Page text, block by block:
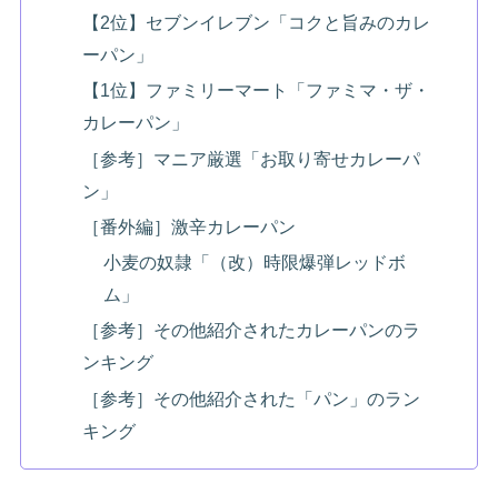
【2位】セブンイレブン「コクと旨みのカレ
ーパン」
【1位】ファミリーマート「ファミマ・ザ・
カレーパン」
［参考］マニア厳選「お取り寄せカレーパ
ン」
［番外編］激辛カレーパン
小麦の奴隷「（改）時限爆弾レッドボ
ム」
［参考］その他紹介されたカレーパンのラ
ンキング
［参考］その他紹介された「パン」のラン
キング